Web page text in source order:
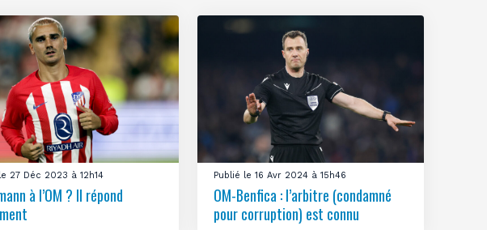
27 Déc 2023 à 12h14
à l’OM ? Il répond
Publié le 16 Avr 2024 à 15h46
OM-Benfica : l’arbitre (condamné
pour corruption) est connu